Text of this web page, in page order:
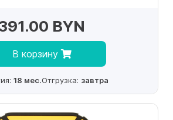
BYN
В корзину
18 мес.Отгрузка: завтра